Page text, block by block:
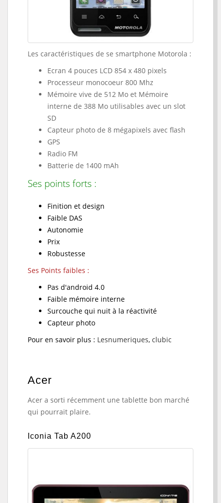
Les caractéristiques de se smartphone Motorola :
Ecran 4 pouces LCD 854 x 480 pixels
Processeur monocoeur 800 Mhz
Mémoire vive de 512 Mo et Mémoire
interne de 388 Mo utilisables avec un slot
SD
Capteur photo de 8 mégapixels avec flash
GPS
Radio FM
Batterie de 1400 mAh
Ses points forts :
Finition et design
Faible DAS
Autonomie
Prix
Robustesse
Ses Points faibles :
Pas d'android 4.0
Faible mémoire interne
Surcouche qui nuit à la réactivité
Capteur photo
Pour en savoir plus : Lesnumeriques, clubic
Acer
Acer a sorti récemment une tablette bon marché
qui pourrait plaire.
Iconia Tab A200